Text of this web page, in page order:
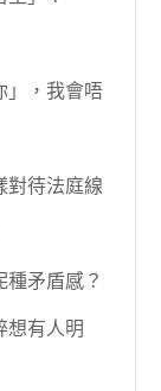
」，我會唔
對待法庭線
矛盾感？
想有人明